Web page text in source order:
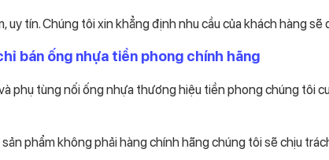
uy tín. Chúng tôi xin khẳng định nhu cầu của khách hàng
bán ống nhựa tiền phong chính hãng
phụ tùng nối ống nhựa thương hiệu tiền phong chúng tôi
phẩm không phải hàng chính hãng chúng tôi sẽ chịu